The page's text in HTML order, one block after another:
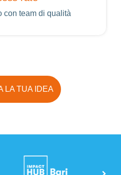
con team di qualità
LA TUA IDEA